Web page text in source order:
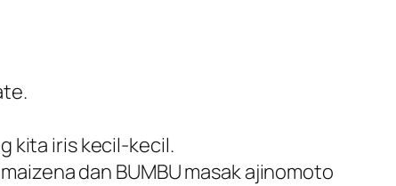
kita iris kecil-kecil.
dan BUMBU masak ajinomoto